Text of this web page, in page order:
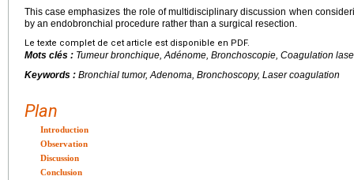
This case emphasizes the role of multidisciplinary discussion when
by an endobronchial procedure rather than a surgical resection.
Le texte complet de cet article est disponible en PDF.
Mots clés : Tumeur bronchique, Adénome, Bronchoscopie, Coagulation
Keywords : Bronchial tumor, Adenoma, Bronchoscopy, Laser coagulation
Plan
Introduction
Observation
Discussion
Conclusion